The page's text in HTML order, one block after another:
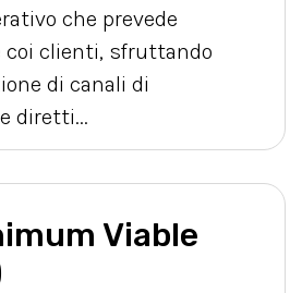
che prevede
coi clienti, sfruttando
di canali di
diretti...
Viable